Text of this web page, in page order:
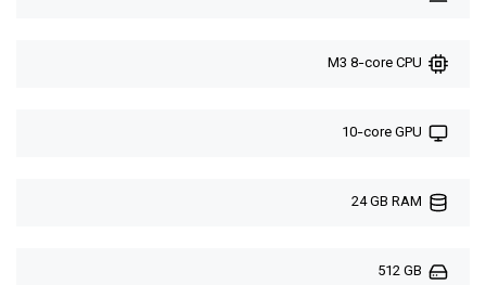
M3 8-core CPU
10-core GPU
24 GB RAM
512 GB